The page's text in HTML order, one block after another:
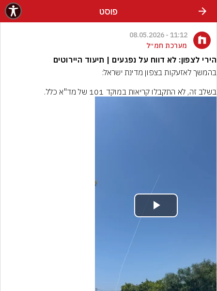
פוסט
11:12 - 08.05.2026
מערכת חמ״ל
הירי לצפון: לא דווח על נפגעים | תיעוד היירוטים
בשלב זה, לא התקבלו קריאות במוקד 101 של מד"א כלל.
Play
Video